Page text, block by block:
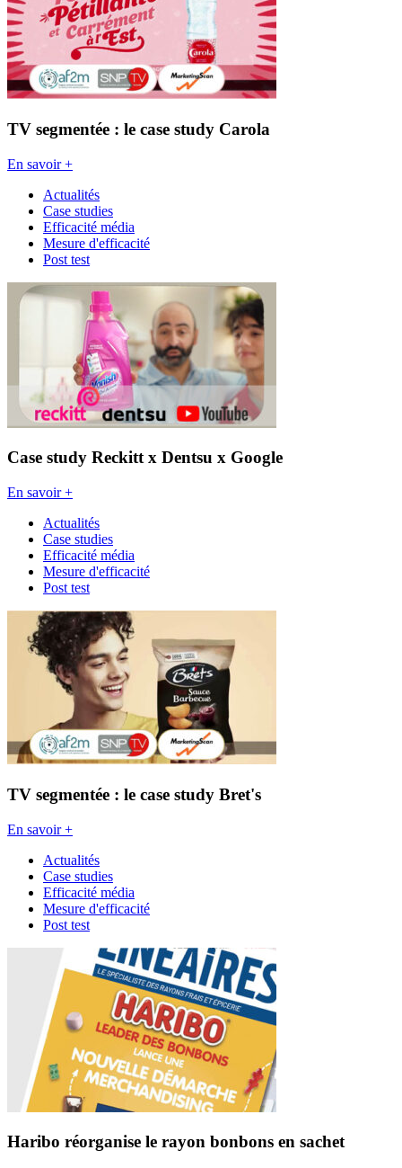
TV segmentée : le case study Carola
En savoir +
Actualités
Case studies
Efficacité média
Mesure d'efficacité
Post test
Case study Reckitt x Dentsu x Google
En savoir +
Actualités
Case studies
Efficacité média
Mesure d'efficacité
Post test
TV segmentée : le case study Bret's
En savoir +
Actualités
Case studies
Efficacité média
Mesure d'efficacité
Post test
Haribo réorganise le rayon bonbons en sachet